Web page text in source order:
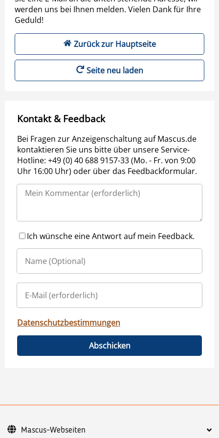
werden uns bei Ihnen melden. Vielen Dank für Ihre
Geduld!
Zurück zur Hauptseite
Seite neu laden
Kontakt & Feedback
Bei Fragen zur Anzeigenschaltung auf Mascus.de
kontaktieren Sie uns bitte über unsere Service-
Hotline: +49 (0) 40 688 9157-33 (Mo. - Fr. von 9:00
Uhr 16:00 Uhr) oder über das Feedbackformular.
Ich wünsche eine Antwort auf mein Feedback.
Datenschutzbestimmungen
Abschicken
Mascus-Webseiten